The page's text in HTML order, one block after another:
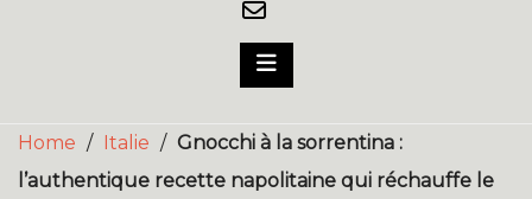
Home / Italie / Gnocchi à la sorrentina :
l’authentique recette napolitaine qui réchauffe le